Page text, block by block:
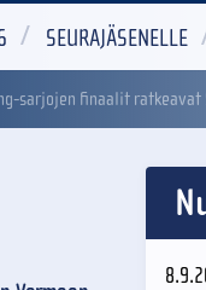
SEURAJÄSENELLE
sarjojen finaalit ratkeavat